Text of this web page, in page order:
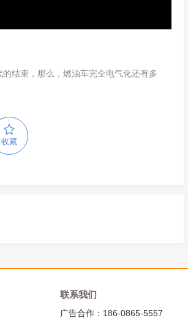
结束，那么，燃油车完全电气化还有多
收藏
联系我们
广告合作：186-0865-5557